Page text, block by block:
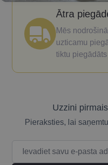
Ātra
Mēs
uzticamu
tiktu
Uzzini
Pieraksties, lai